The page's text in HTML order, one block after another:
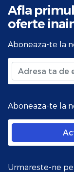
Afla
oferte
Aboneaza-te la
Aboneaza-te la
Urmareste-ne